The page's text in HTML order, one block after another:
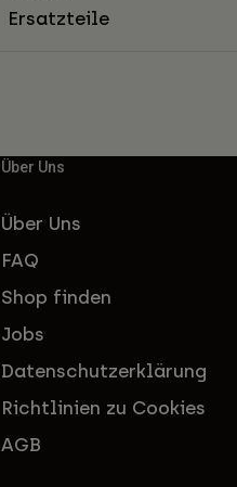
Ersatzteile
Über Uns
Über Uns
FAQ
Shop finden
Jobs
Datenschutzerklärung
Richtlinien zu Cookies
AGB